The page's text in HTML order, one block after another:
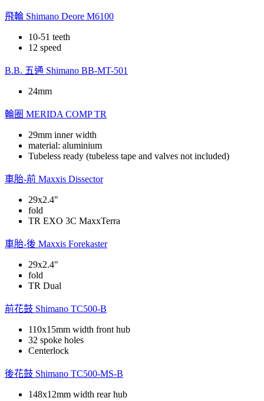
飛輪 Shimano Deore M6100
10-51 teeth
12 speed
B.B. 五通 Shimano BB-MT-501
24mm
輪圈 MERIDA COMP TR
29mm inner width
material: aluminium
Tubeless ready (tubeless tape and valves not included)
車胎-前 Maxxis Dissector
29x2.4"
fold
TR EXO 3C MaxxTerra
車胎-後 Maxxis Forekaster
29x2.4"
fold
TR Dual
前花鼓 Shimano TC500-B
110x15mm width front hub
32 spoke holes
Centerlock
後花鼓 Shimano TC500-MS-B
148x12mm width rear hub